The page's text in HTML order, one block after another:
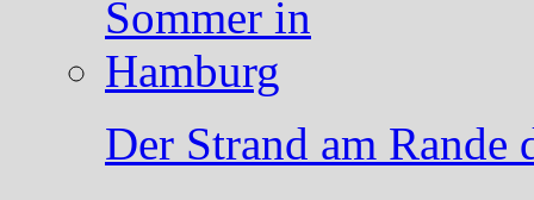
Der Strand am Rande